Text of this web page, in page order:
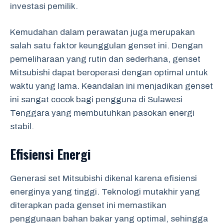
investasi pemilik.
Kemudahan dalam perawatan juga merupakan
salah satu faktor keunggulan genset ini. Dengan
pemeliharaan yang rutin dan sederhana, genset
Mitsubishi dapat beroperasi dengan optimal untuk
waktu yang lama. Keandalan ini menjadikan genset
ini sangat cocok bagi pengguna di Sulawesi
Tenggara yang membutuhkan pasokan energi
stabil.
Efisiensi Energi
Generasi set Mitsubishi dikenal karena efisiensi
energinya yang tinggi. Teknologi mutakhir yang
diterapkan pada genset ini memastikan
penggunaan bahan bakar yang optimal, sehingga